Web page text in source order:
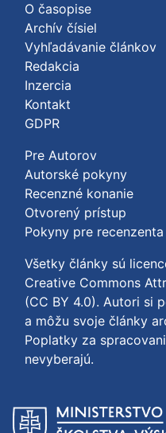
O časopise
Archív čísiel
Vyhľadávanie článkov
Redakcia
Inzercia
Kontakt
GDPR
Pre Autorov
Autorské pokyny
Recenzné konanie
Otvorený prístup
Pokyny pre recenzenta
Všetky články sú
Creative Commons
(CC BY 4.0). Autori si
a môžu svoje články
Poplatky za
nevyberajú.